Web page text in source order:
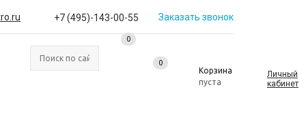
+7 (495)-143-00-55 Заказать звонок
0
0
Корзина
пуста
Личный
кабинет